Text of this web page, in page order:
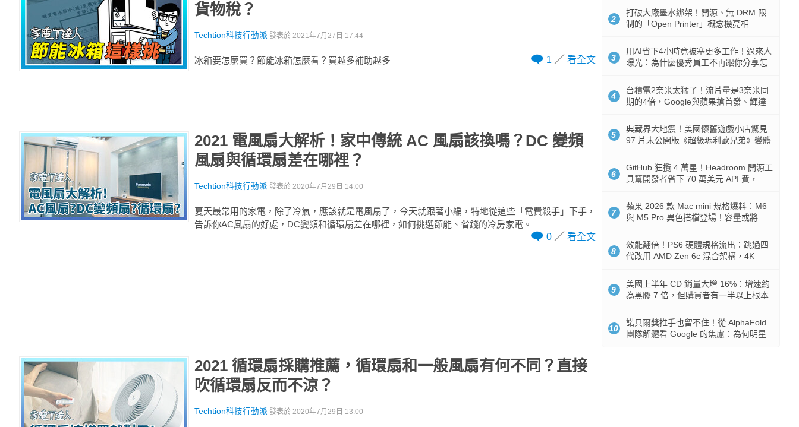
貨物稅？
Techtion科技行動派 發表於 2021年7月27日 17:44
冰箱要怎麼買？節能冰箱怎麼看？買越多補助越多 1 看全文
2021 電風扇大解析！家中傳統 AC 風扇該換嗎？DC 變頻
風扇與循環扇差在哪裡？
Techtion科技行動派 發表於 2020年7月29日 14:00
夏天最常用的家電，除了冷氣，應該就是電風扇了，今天就跟著小編，特地從這些「電費殺手」下手，
告訴你AC風扇的好處，DC變頻和循環扇差在哪裡，如何挑選節能、省錢的冷房家電。
0
看全文
2021 循環扇採購推薦，循環扇和一般風扇有何不同？直接
吹循環扇反而不涼？
Techtion科技行動派 發表於 2020年7月29日 13:00
2
打破大廠墨水綁架！開源、無 DRM 限
制的「Open Printer」概念機亮相
3
用AI省下4小時竟被塞更多工作！過來人
曝光：為什麼優秀員工不再跟你分享怎
4
台積電2奈米太猛了！流片量是3奈米同
期的4倍，Google與蘋果搶首發、輝達
5
典藏界大地震！美國懷舊遊戲小店驚見
97 片未公開版《超級瑪利歐兄弟》變體
6
GitHub 狂攬 4 萬星！Headroom 開源工
具幫開發者省下 70 萬美元 API 費，
7
蘋果 2026 款 Mac mini 規格爆料：M6
與 M5 Pro 異色搭檔登場！容量或將
8
效能翻倍！PS6 硬體規格流出：跳過四
代改用 AMD Zen 6c 混合架構，4K
9
美國上半年 CD 銷量大增 16%：增速約
為黑膠 7 倍，但購買者有一半以上根本
10
諾貝爾獎推手也留不住！從 AlphaFold
團隊解體看 Google 的焦慮：為何明星